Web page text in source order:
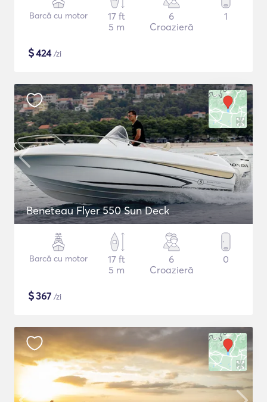
Barcă cu motor
17 ft
5 m
6
Croazieră
1
$424/zi
Beneteau Flyer 550 Sun Deck
Barcă cu motor
17 ft
5 m
6
Croazieră
0
$367 /zi